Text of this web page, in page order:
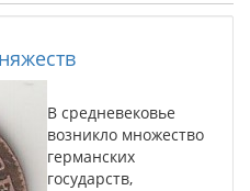
В средневековье
возникло множество
германских
государств,